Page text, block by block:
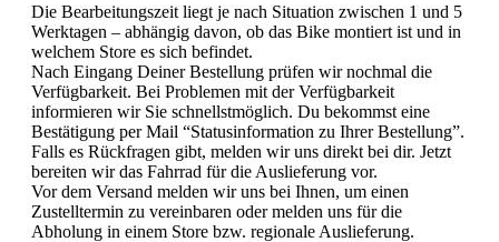
Die Bearbeitungszeit liegt je nach Situation zwischen 1 und 5
Werktagen – abhängig davon, ob das Bike montiert ist und in
welchem Store es sich befindet.
Nach Eingang Deiner Bestellung prüfen wir nochmal die
Verfügbarkeit. Bei Problemen mit der Verfügbarkeit
informieren wir Sie schnellstmöglich. Du bekommst eine
Bestätigung per Mail “Statusinformation zu Ihrer Bestellung”.
Falls es Rückfragen gibt, melden wir uns direkt bei dir. Jetzt
bereiten wir das Fahrrad für die Auslieferung vor.
Vor dem Versand melden wir uns bei Ihnen, um einen
Zustelltermin zu vereinbaren oder melden uns für die
Abholung in einem Store bzw. regionale Auslieferung.